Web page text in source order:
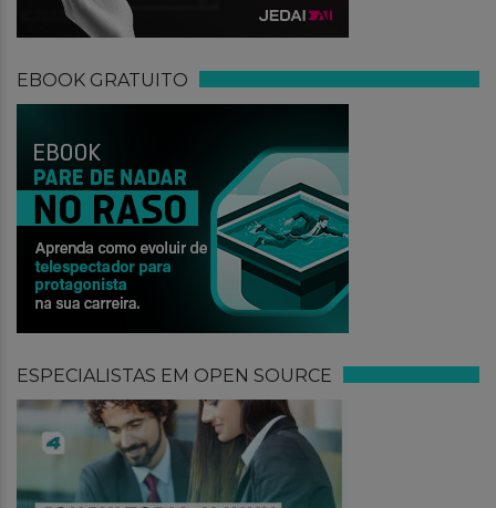
EBOOK GRATUITO
ESPECIALISTAS EM OPEN SOURCE